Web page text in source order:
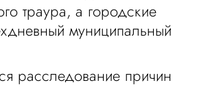
траура, а городские
муниципальный
расследование причин